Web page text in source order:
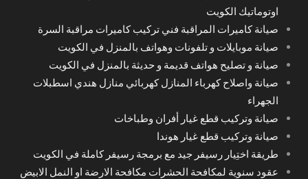
اوتوماتيك الكويت
صيانة كاميرات المراقبة فني تركيب كاميرات مراقبة السرة
صيانة موبايلات و تلفونات وهواتف بالمنزل في الكويت
صيانة و تصليح هواتف قديمة و حديثة بالمنزل في الكويت
صيانة واصلاح كهرباء المنازل كهربائي منازل هندي اسطبلات
الجهراء
صيانة وتركيب قطع غيار أفران وطباخات
صيانة وتركيب قطع غيار هوندا
طريقة اختِيار رسيفر جيد مع برمجة رسيفر كاملة في الكويت
عقود سنوية لمكافحة الحشرات مكافحة الارضة او النمل الابيض